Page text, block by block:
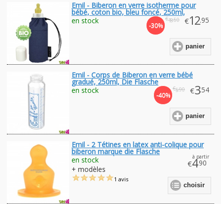
Emil - Biberon en verre isotherme pour
bébé, coton bio, bleu foncé, 250ml,
-30%
€18.50 €12.95
en stock
panier
Emil - Corps de Biberon en verre bébé
gradué, 250ml, Die Flasche
-40%
€5.90 €3.54
en stock
panier
Emil - 2 Tétines en latex anti-colique pour
biberon marque die Flasche
à partir
€4.90
en stock
+ modèles
choisir
1 avis